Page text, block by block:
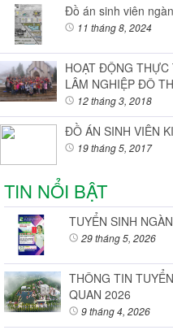
Đồ án sinh viên
11 tháng 8, 2024
HOẠT ĐỘNG THỰC
LÂM NGHIỆP ĐÔ
12 tháng 3, 2018
ĐỒ ÁN SINH VIÊN
19 tháng 5, 2017
TIN NỔI BẬT
TUYỂN SINH
29 tháng 5, 2026
THÔNG TIN
QUAN 2026
9 tháng 4, 2026